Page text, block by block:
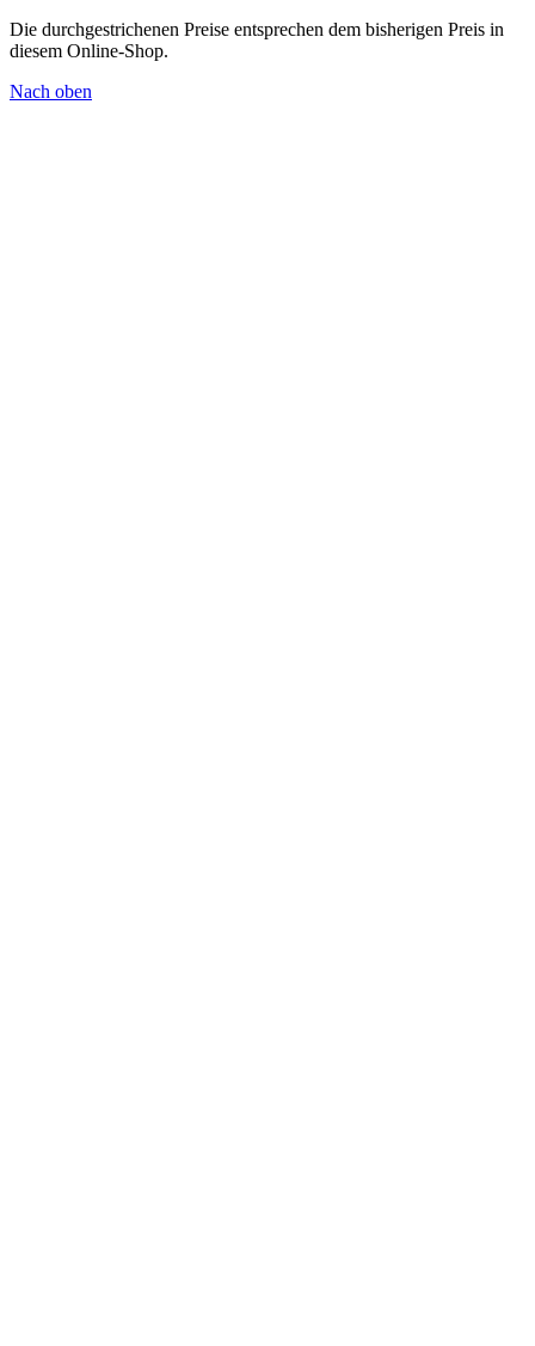
Die durchgestrichenen Preise entsprechen dem bisherigen Preis in
diesem Online-Shop.
Nach oben